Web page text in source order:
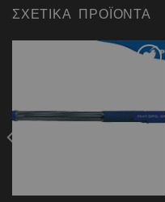
ΣΧΕΤΙΚΆ ΠΡΟΪΌΝΤΑ